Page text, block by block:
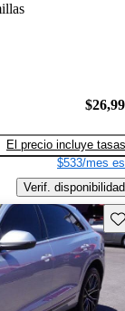
El precio incluye tasas
$533/mes
Verif. disponibilidad